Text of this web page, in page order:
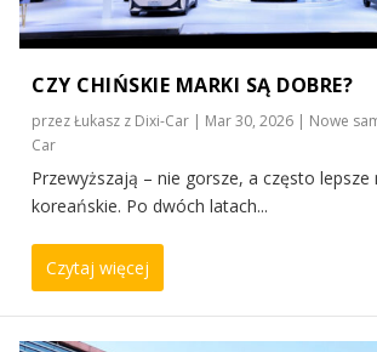
BAIC CHIŃSKIE AUTO. CZYLI JAKIE?
BAIC – Z JAKIEGO KRAJU?
CZY CHIŃSKIE MARKI SĄ DOBRE?
przezŁukasz z Dixi-Car | Mar 30, 2026 | Nowe
Car
Przewyższają – nie gorsze, a często lepsze
koreańskie. Po dwóch latach...
Czytaj więcej